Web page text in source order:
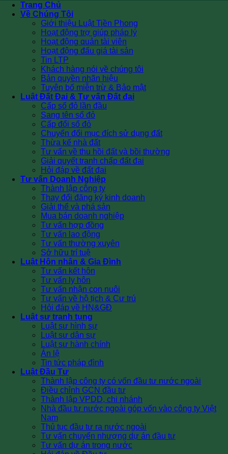
Trang Chủ
Về Chúng Tôi
Giới thiệu Luật Tiền Phong
Hoạt động trợ giúp pháp lý
Hoạt động quản tài viên
Hoạt động đấu giá tài sản
Tin LTP
Khách hàng nói về chúng tôi
Bản quyền nhãn hiệu
Tuyên bố miễn trừ & Bảo mật
Luật Đất Đai & Tư vấn Đất đai
Cấp sổ đỏ lần đầu
Sang tên sổ đỏ
Cấp đổi sổ đỏ
Chuyển đổi mục đích sử dụng đất
Thừa kế nhà đất
Tư vấn về thu hồi đất và bồi thường
Giải quyết tranh chấp đất đai
Hỏi đáp về đất đai
Tư vấn Doanh Nghiệp
Thành lập công ty
Thay đổi đăng ký kinh doanh
Giải thể và phá sản
Mua bán doanh nghiệp
Tư vấn hợp đồng
Tư vấn lao động
Tư vấn thường xuyên
Sở hữu trí tuệ
Luật Hôn nhân & Gia Đình
Tư vấn kết hôn
Tư vấn ly hôn
Tư vấn nhận con nuôi
Tư vấn về hộ tịch & Cư trú
Hỏi đáp về HN&GĐ
Luật sư tranh tụng
Luật sư hình sự
Luật sư dân sự
Luật sư hành chính
Án lệ
Tin tức pháp đình
Luật Đầu Tư
Thành lập công ty có vốn đầu tư nước ngoài
Điều chỉnh GCN đầu tư
Thành lập VPDD, chi nhánh
Nhà đầu tư nước ngoài góp vốn vào công ty Việt
Nam
Thủ tục đầu tư ra nước ngoài
Tư vấn chuyển nhượng dự án đầu tư
Tư vấn dự án trong nước